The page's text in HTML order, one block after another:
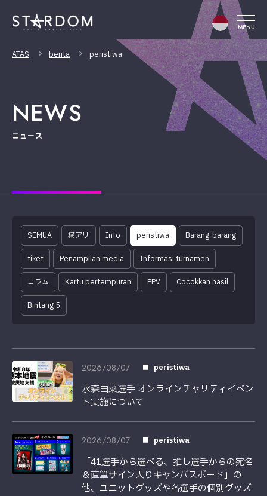
MENU
ATAS berita peristiwa
NEWS
ニュース
SEMUA 横アリ Info peristiwa Barang-barang
tiket Penampilan media Informasi turnamen
コラム Kartu pertempuran PPV Cocokkan hasil
Bintang 5
2026/08/07 peristiwa
水森由菜選手 オンラインチャリティイベン
ト実施について
2026/08/07 peristiwa
「41選手から選べる、推し選手からの宛名
＆直筆サイン入りキャンバスボード」の
他、ユニットグッズや各選手の個別グッズ